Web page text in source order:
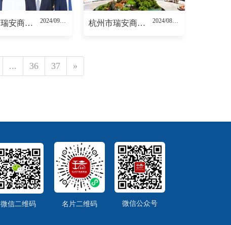
杭州市瑞安商会五届六次理事会（扩大）会议顺利召开 2024/09/23 杭州市瑞安商会第五届换届工作领导小组第一次会议
... 36 37 »
微信公众号
名片二维码
微信二维码